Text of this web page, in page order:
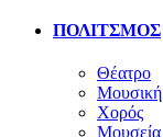
ΠΟΛΙΤΣΜΟΣ
Θέατρο
Μουσική
Χορός
Μουσεία